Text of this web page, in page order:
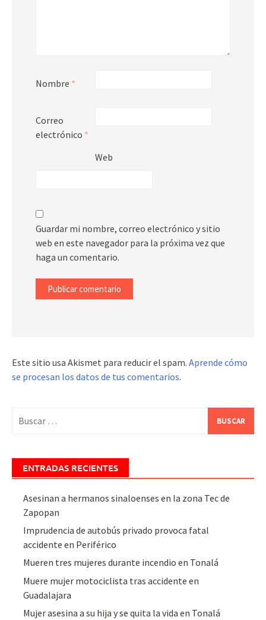
Nombre *
Correo
electrónico *
Web
Guardar mi nombre, correo electrónico y sitio
web en este navegador para la próxima vez que
haga un comentario.
Este sitio usa Akismet para reducir el spam. Aprende cómo
se procesan los datos de tus comentarios.
ENTRADAS RECIENTES
Asesinan a hermanos sinaloenses en la zona Tec de
Zapopan
Imprudencia de autobús privado provoca fatal
accidente en Periférico
Mueren tres mujeres durante incendio en Tonalá
Muere mujer motociclista tras accidente en
Guadalajara
Mujer asesina a su hija y se quita la vida en Tonalá